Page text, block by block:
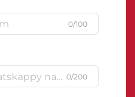
0/100
0/200